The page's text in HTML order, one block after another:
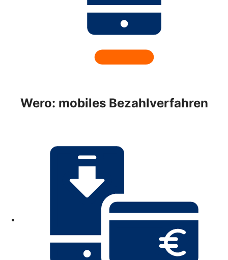
Wero: mobiles Bezahlverfahren